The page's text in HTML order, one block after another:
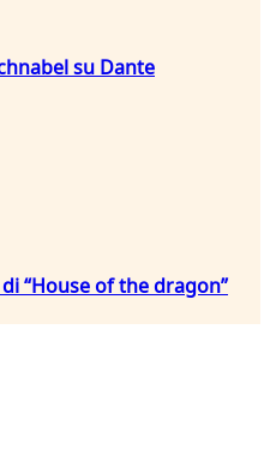
su Dante
“House of the dragon”